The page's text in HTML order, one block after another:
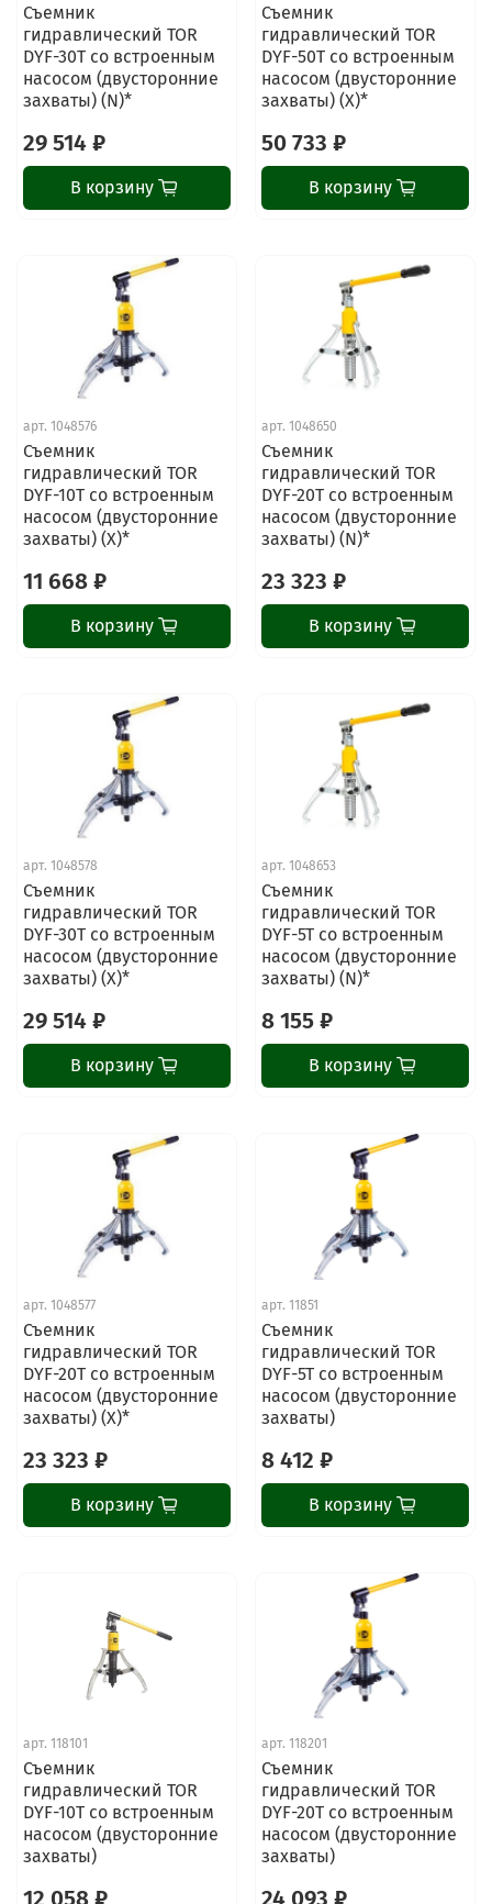
Съемник
гидравлический TOR
DYF-30T со встроенным
насосом (двусторонние
захваты) (N)*
29 514 ₽
В корзину
Съемник
гидравлический TOR
DYF-50T со встроенным
насосом (двусторонние
захваты) (X)*
50 733 ₽
В корзину
арт. 1048576
Съемник
гидравлический TOR
DYF-10T со встроенным
насосом (двусторонние
захваты) (X)*
11 668 ₽
В корзину
арт. 1048650
Съемник
гидравлический TOR
DYF-20T со встроенным
насосом (двусторонние
захваты) (N)*
23 323 ₽
В корзину
арт. 1048578
Съемник
гидравлический TOR
DYF-30T со встроенным
насосом (двусторонние
захваты) (X)*
29 514 ₽
В корзину
арт. 1048653
Съемник
гидравлический TOR
DYF-5T со встроенным
насосом (двусторонние
захваты) (N)*
8 155 ₽
В корзину
арт. 1048577
Съемник
гидравлический TOR
DYF-20T со встроенным
насосом (двусторонние
захваты) (X)*
23 323 ₽
В корзину
арт. 11851
Съемник
гидравлический TOR
DYF-5T со встроенным
насосом (двусторонние
захваты)
8 412 ₽
В корзину
арт. 118101
Съемник
гидравлический TOR
DYF-10T со встроенным
насосом (двусторонние
захваты)
арт. 118201
Съемник
гидравлический TOR
DYF-20T со встроенным
насосом (двусторонние
захваты)